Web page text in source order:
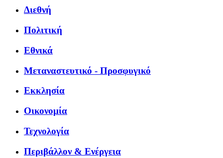
Διεθνή
Πολιτική
Εθνικά
Μεταναστευτικό - Προσφυγικό
Εκκλησία
Οικονομία
Τεχνολογία
Περιβάλλον & Ενέργεια